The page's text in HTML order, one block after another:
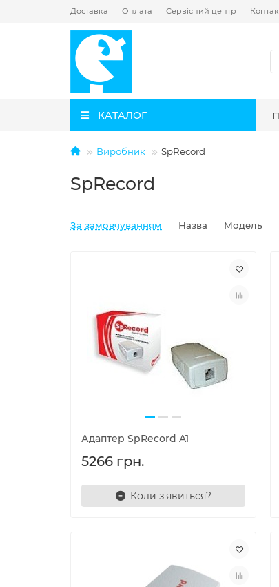
Доставка Оплата Сервісний центр
КАТАЛОГ
Виробник SpRecord
SpRecord
За замовчуванням Назва Модель
Адаптер SpRecord A1
5266 грн.
Коли з'явиться?